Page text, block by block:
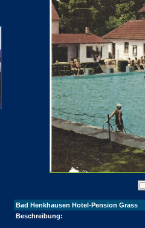
Bad Henkhausen Hotel-Pension Grass
Beschreibung: